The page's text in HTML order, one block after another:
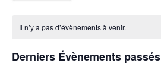
date.
Calendrier
de
Il n’y a pas d’évènements à venir.
Derniers Évènements passés